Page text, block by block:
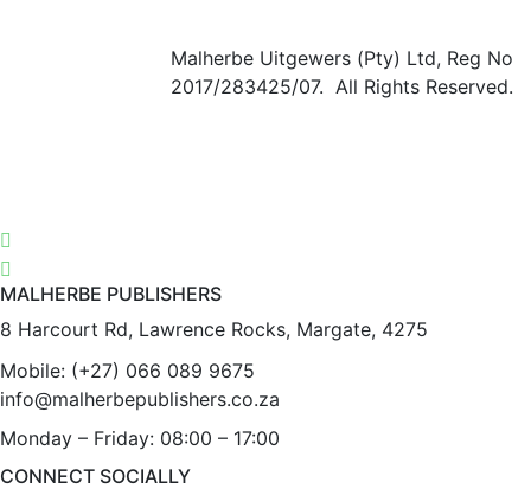
Malherbe Uitgewers (Pty) Ltd, Reg No
2017/283425/07. All Rights Reserved.
MALHERBE PUBLISHERS
8 Harcourt Rd, Lawrence Rocks, Margate, 4275
Mobile: (+27) 066 089 9675
info@malherbepublishers.co.za
Monday – Friday: 08:00 – 17:00
CONNECT SOCIALLY